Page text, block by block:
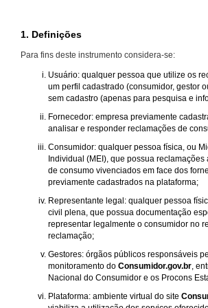
1. Definições
Para fins deste instrumento considera-se:
Usuário: qualquer pessoa que utilize os
um perfil cadastrado (consumidor, gestor
sem cadastro (apenas para pesquisa e
Fornecedor: empresa previamente
analisar e responder reclamações de
Consumidor: qualquer pessoa física, ou
Individual (MEI), que possua
de consumo vivenciados em face dos
previamente cadastrados na plataforma;
Representante legal: qualquer pessoa
civil plena, que possua documentação
representar legalmente o consumidor no
reclamação;
Gestores: órgãos públicos responsáveis
monitoramento do Consumidor.gov.br,
Nacional do Consumidor e os Procons
Plataforma: ambiente virtual do site